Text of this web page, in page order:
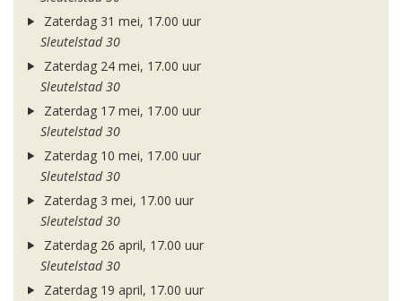
Zaterdag 31 mei, 17.00 uur
Sleutelstad 30
Zaterdag 24 mei, 17.00 uur
Sleutelstad 30
Zaterdag 17 mei, 17.00 uur
Sleutelstad 30
Zaterdag 10 mei, 17.00 uur
Sleutelstad 30
Zaterdag 3 mei, 17.00 uur
Sleutelstad 30
Zaterdag 26 april, 17.00 uur
Sleutelstad 30
Zaterdag 19 april, 17.00 uur